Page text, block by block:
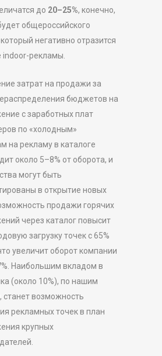
до 20–25%, конечно,
общероссийского
негативно отразится
indoor-рекламы.
затрат на продажи за
бюджетов на
с заработных плат
по «холодным»
на рекламу в каталоге
около 5–8% от оборота, и
могут быть
в открытие новых
продажи горячих
через каталог повысит
загрузку точек с 65%
увеличит оборот компании
Наибольшим вкладом в
(около 10%), по нашим
станет возможность
рекламных точек в план
крупных